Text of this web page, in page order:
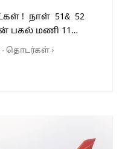
! நாள் 51& 52
பகல் மணி 11…
· தொடர்கள்›